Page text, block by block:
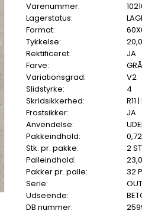
Varenummer:
Lagerstatus:
Format:
Tykkelse:
Rektificeret:
JA
Farve:
GRÅ
Variationsgrad:
V2
Slidstyrke:
4
Skridsikkerhed:
R11 |
Frostsikker:
JA
Anvendelse:
Pakkeindhold:
Stk. pr. pakke:
2
Palleindhold:
Pakker pr. palle:
32
Serie:
Udseende:
DB nummer: